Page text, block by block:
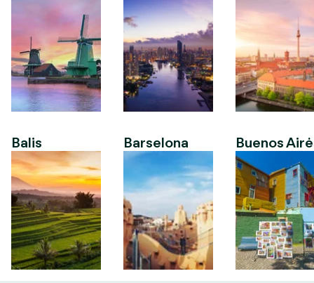
Balis Barselona Buenos